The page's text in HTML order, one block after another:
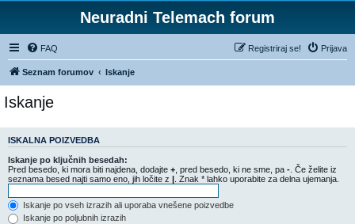
Neuradni Telemach forum
FAQ Prijava
Registriraj se!
Seznam forumov Iskanje
Iskanje
ISKALNA POIZVEDBA
Iskanje po ključnih besedah:
Pred besedo, ki mora biti najdena, dodajte + , pred besedo, ki ne sme, pa - . Če želite iz
seznama besed najti samo eno, jih ločite z | . Znak * lahko uporabite za delna ujemanja.
Iskanje po vseh izrazih ali uporaba vnešene poizvedbe
Iskanje po poljubnih izrazih